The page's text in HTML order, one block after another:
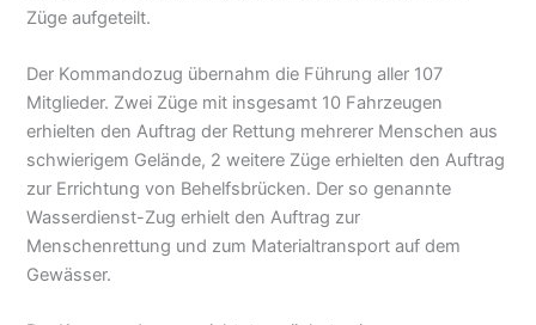
Züge aufgeteilt.
Der Kommandozug übernahm die Führung aller 107
Mitglieder. Zwei Züge mit insgesamt 10 Fahrzeugen
erhielten den Auftrag der Rettung mehrerer Menschen aus
schwierigem Gelände, 2 weitere Züge erhielten den Auftrag
zur Errichtung von Behelfsbrücken. Der so genannte
Wasserdienst-Zug erhielt den Auftrag zur
Menschenrettung und zum Materialtransport auf dem
Gewässer.